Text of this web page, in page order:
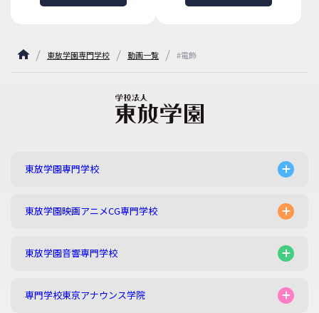
東放学園専門学校 動画一覧 #電飾
東放学園専門学校
東放学園映画アニメCG専門学校
東放学園音響専門学校
専門学校東京アナウンス学院